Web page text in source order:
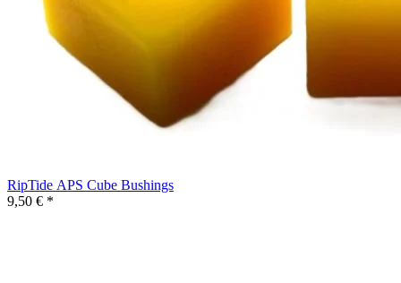
RipTide APS Cube Bushings
9,50 € *